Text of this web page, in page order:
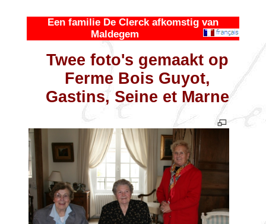
Een familie De Clerck afkomstig van
Maldegem
Twee foto's gemaakt op
Ferme Bois Guyot,
Gastins, Seine et Marne